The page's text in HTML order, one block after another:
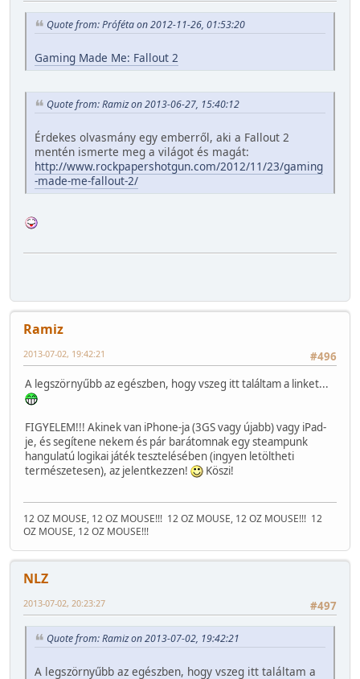
Quote from: Próféta on 2012-11-26, 01:53:20
Gaming Made Me: Fallout 2
Quote from: Ramiz on 2013-06-27, 15:40:12
Érdekes olvasmány egy emberről, aki a Fallout 2
mentén ismerte meg a világot és magát:
http://www.rockpapershotgun.com/2012/11/23/gaming
-made-me-fallout-2/
Ramiz
#496
2013-07-02, 19:42:21
A legszörnyűbb az egészben, hogy vszeg itt találtam a linket...
FIGYELEM!!! Akinek van iPhone-ja (3GS vagy újabb) vagy iPad-
je, és segítene nekem és pár barátomnak egy steampunk
hangulatú logikai játék tesztelésében (ingyen letöltheti
természetesen), az jelentkezzen!
Köszi!
12 OZ MOUSE, 12 OZ MOUSE!!! 12 OZ MOUSE, 12 OZ MOUSE!!! 12
OZ MOUSE, 12 OZ MOUSE!!!
NLZ
#497
2013-07-02, 20:23:27
Quote from: Ramiz on 2013-07-02, 19:42:21
A legszörnyűbb az egészben, hogy vszeg itt találtam a